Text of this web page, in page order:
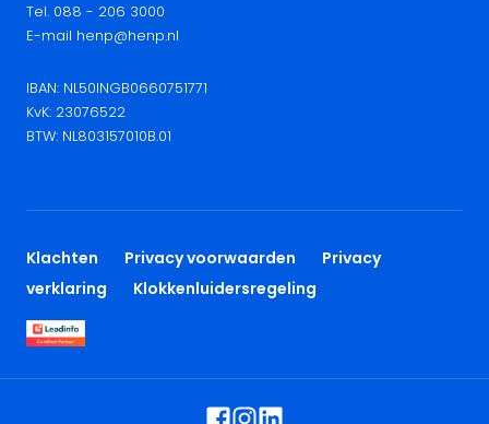
Tel. 088 - 206 3000
E-mail henp@henp.nl
IBAN: NL50INGB0660751771
KvK: 23076522
BTW: NL803157010B.01
Klachten Privacy voorwaarden
Privacy
verklaring
Klokkenluidersregeling